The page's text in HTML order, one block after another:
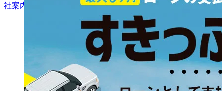
社案内